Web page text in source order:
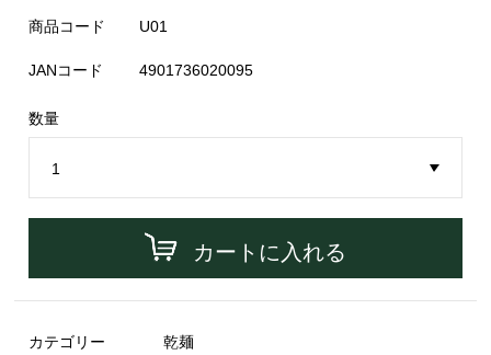
商品コード U01
JANコード 4901736020095
数量
カートに入れる
カテゴリー 乾麺